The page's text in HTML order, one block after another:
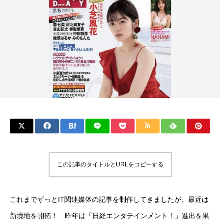
この記事のタイトルとURLをコピーする
これまでずっとIT関連媒体の記事を制作してきましたが、最近は
新境地を開拓！ 昨年は「日経エンタテインメント！」進出を果